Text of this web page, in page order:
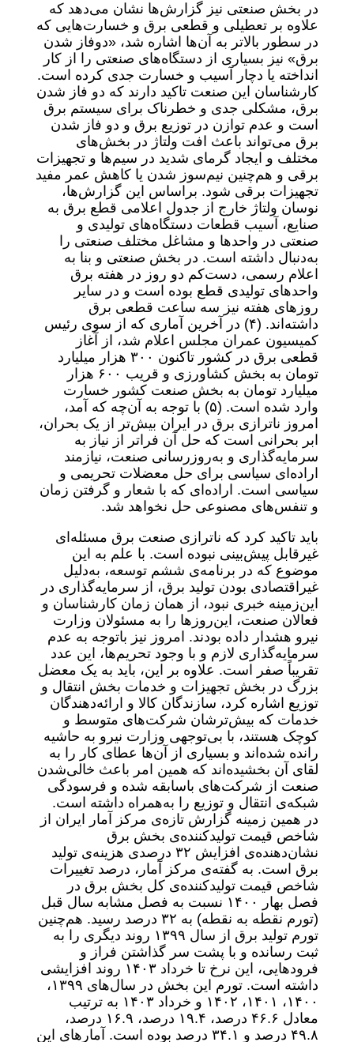
در بخش صنعتی نیز گزارش‌ها نشان می‌دهد که
علاوه بر تعطیلی و قطعی برق و خسارت‌هایی که
در سطور بالاتر به آن‌ها اشاره شد، «دوفاز شدن
برق» نیز بسیاری از دستگاه‌های صنعتی را از کار
انداخته یا دچار آسیب و خسارت جدی کرده است.
کارشناسان این صنعت تاکید دارند که دو فاز شدن
برق، مشکلی جدی و خطرناک برای سیستم برق
است و عدم توازن در توزیع برق و دو فاز شدن
برق می‌تواند باعث افت ولتاژ در بخش‌های
مختلف و ایجاد گرمای شدید در سیم‌ها و تجهیزات
برقی و هم‌چنین نیم‌سوز شدن یا کاهش عمر مفید
تجهیزات برقی شود. براساس این گزارش‌ها،
نوسان ولتاژ خارج از جدول اعلامی قطع برق به
صنایع، آسیب قطعات دستگاه‌های تولیدی و
صنعتی در واحدها و مشاغل مختلف صنعتی را
به‌دنبال داشته است. در بخش صنعتی و بنا به
اعلام رسمی، دست‌کم دو روز در هفته برق
واحدهای تولیدی قطع بوده است و در سایر
روزهای هفته نیز سه ساعت قطعی برق
داشته‌اند. (۴) در آخرین آماری که از سوی رئیس
کمیسیون عمران مجلس اعلام شد، از آغاز
قطعی برق در کشور تاکنون ۳۰۰ هزار میلیارد
تومان به بخش کشاورزی و قریب ۶۰۰ هزار
میلیارد تومان به بخش صنعت کشور خسارت
وارد شده است. (۵) با توجه به آن‌چه که آمد،
امروز ناترازی برق در ایران بیش‌تر از یک بحران،
ابر بحرانی است که حل آن فراتر از نیاز به
سرمایه‌گذاری و به‌روزرسانی صنعت، نیازمند
اراده‌ای سیاسی برای حل معضلات تحریمی و
سیاسی است. اراده‌ای که با شعار و گرفتن زمان
و تنفس‌های مصنوعی حل نخواهد شد.
باید تاکید کرد که ناترازی صنعت برق مسئله‌ای
غیر‌‌‌قابل پیش‌بینی نبوده است. با علم به این
موضوع که در برنامه‌ی ششم توسعه، به‌دلیل
غیر‌اقتصادی بودن تولید برق، از سرمایه‌گذاری در
این‌زمینه خبری نبود، از همان زمان کارشناسان و
فعالان صنعت، این‌روزها را به مسئولان وزارت
نیرو هشدار داده بودند. امروز نیز باتوجه به عدم
سرمایه‌گذاری لازم و با وجود تحریم‌ها، این عدد
تقریباً صفر است. علاوه بر این، باید به یک معضل
بزرگ در بخش تجهیزات و خدمات بخش انتقال و
توزیع اشاره کرد، سازندگان کالا و ارائه‌دهندگان
خدمات که بیش‌ترشان شرکت‌های متوسط و
کوچک هستند، با بی‌توجهی وزارت نیرو به حاشیه
رانده شده‌‌‌اند و بسیاری از آن‌ها عطای کار را به
لقای آن بخشیده‌‌‌اند که همین امر باعث خالی‌شدن
صنعت از شرکت‌های با‌‌سابقه شده و فرسودگی
شبکه‌ی انتقال و توزیع را به‌همراه داشته است.
در همین زمینه گزارش تازه‌ی مرکز آمار ایران از
شاخص قیمت تولیدکننده‌ی بخش برق
نشان‌دهنده‌ی افزایش ۳۲ درصدی هزینه‌ی تولید
برق است. به گفته‌ی مرکز آمار، درصد تغییرات
شاخص قیمت تولیدکننده‌ی کل بخش برق در
فصل بهار ۱۴۰۰ نسبت به فصل مشابه سال قبل
(تورم نقطه به نقطه) به ۳۲ درصد رسید. هم‌چنین
تورم تولید برق از سال ۱۳۹۹ روند دیگری را به
ثبت رسانده و با پشت سر گذاشتن فراز و
فرودهایی، این نرخ تا خرداد ۱۴۰۳ روند افزایشی
داشته است. تورم این بخش در سال‌های ۱۳۹۹،
۱۴۰۰، ۱۴۰۱، ۱۴۰۲ و خرداد ۱۴۰۳ به ترتیب
معادل ۴۶.۶ درصد، ۱۹.۴ درصد، ۱۶.۹ درصد،
۴۹.۸ درصد و ۳۴.۱ درصد بوده است. آمارهای این